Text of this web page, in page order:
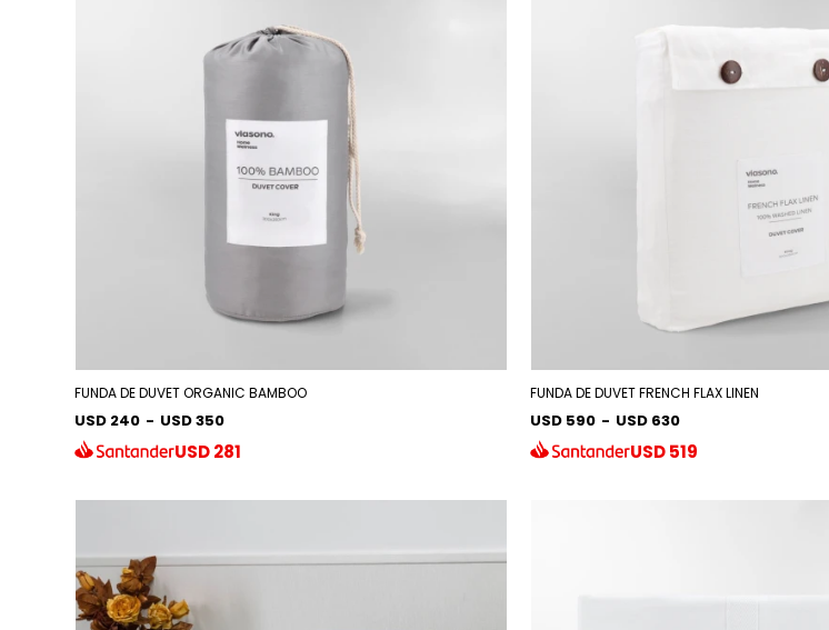
FUNDA DE DUVET ORGANIC BAMBOO
USD 240 - USD 350
USD281
FUNDA DE DUVET FRENCH FLAX LINEN
USD 590 - USD 630
USD519